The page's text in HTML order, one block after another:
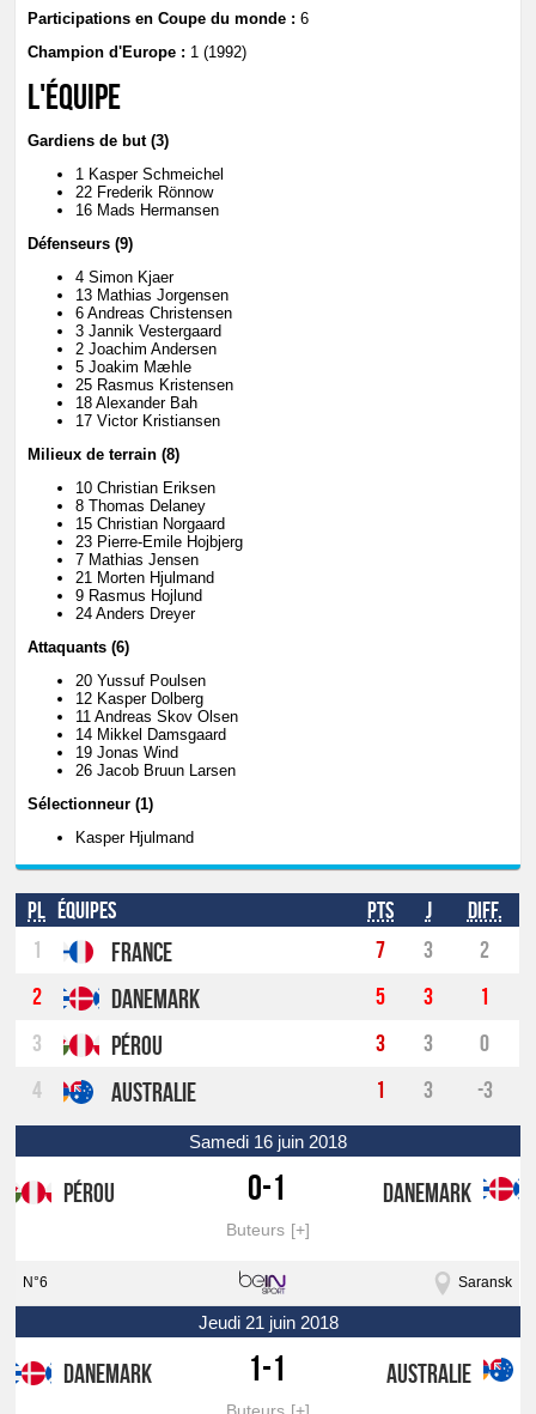
Participations en Coupe du monde : 6
Champion d'Europe : 1 (1992)
L'équipe
Gardiens de but (3)
1 Kasper Schmeichel
22 Frederik Rönnow
16 Mads Hermansen
Défenseurs (9)
4 Simon Kjaer
13 Mathias Jorgensen
6 Andreas Christensen
3 Jannik Vestergaard
2 Joachim Andersen
5 Joakim Mæhle
25 Rasmus Kristensen
18 Alexander Bah
17 Victor Kristiansen
Milieux de terrain (8)
10 Christian Eriksen
8 Thomas Delaney
15 Christian Norgaard
23 Pierre-Emile Hojbjerg
7 Mathias Jensen
21 Morten Hjulmand
9 Rasmus Hojlund
24 Anders Dreyer
Attaquants (6)
20 Yussuf Poulsen
12 Kasper Dolberg
11 Andreas Skov Olsen
14 Mikkel Damsgaard
19 Jonas Wind
26 Jacob Bruun Larsen
Sélectionneur (1)
Kasper Hjulmand
Pl Équipes Pts J
Diff.
1
France 7 3
2
2
Danemark 5 3
1
3
Pérou 3 3
0
4
Australie 1 3 -3
samedi 16 juin 2018
Pérou 0-1 Danemark
Buteurs
N°6 Saransk
jeudi 21 juin 2018
Danemark 1-1 Australie